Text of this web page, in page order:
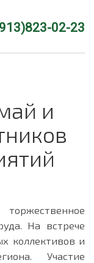
02-23
и
На встрече
коллективов и
Участие